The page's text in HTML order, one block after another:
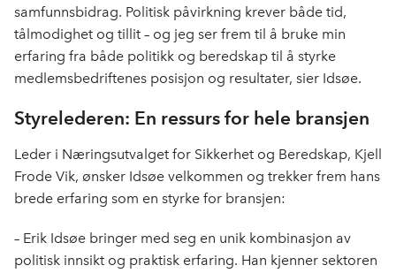
samfunnsbidrag. Politisk påvirkning krever både tid,
tålmodighet og tillit – og jeg ser frem til å bruke min
erfaring fra både politikk og beredskap til å styrke
medlemsbedriftenes posisjon og resultater, sier Idsøe.
Styrelederen: En ressurs for hele bransjen
Leder i Næringsutvalget for Sikkerhet og Beredskap, Kjell
Frode Vik, ønsker Idsøe velkommen og trekker frem hans
brede erfaring som en styrke for bransjen:
– Erik Idsøe bringer med seg en unik kombinasjon av
politisk innsikt og praktisk erfaring. Han kjenner sektoren